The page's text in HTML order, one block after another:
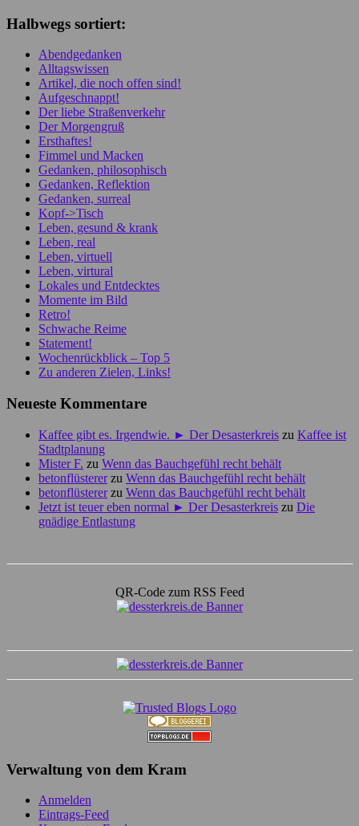
Halbwegs sortiert:
Abendgedanken
Alltagswissen
Artikel, die noch offen sind!
Aufgeschnappt!
Der liebe Straßenverkehr
Der Morgengruß
Ersthaftes!
Fimmel und Macken
Gedanken, philosophisch
Gedanken, Reflektion
Gedanken, surreal
Kopf->Tisch
Leben, gesund & krank
Leben, real
Leben, virtuell
Leben, virtural
Lokales und Entdecktes
Momente im Bild
Retro!
Schwache Reime
Statement!
Wochenrückblick – Top 5
Zu anderen Zielen, Links!
Neueste Kommentare
Kaffee gibt es. Irgendwie. ► Der Desasterkreis zu Kaffee ist
Stadtplanung
Mister F. zu Wenn das Bauchgefühl recht behält
betonflüstererzu Wenn das Bauchgefühl recht behält
betonflüstererzu Wenn das Bauchgefühl recht behält
Jetzt ist teuer eben normal ► Der Desasterkreis zu Die
gnädige Entlastung
QR-Code zum RSS Feed
Verwaltung von dem Kram
Anmelden
Eintrags-Feed